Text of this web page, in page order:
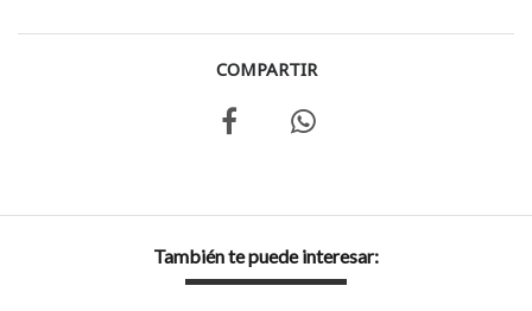
COMPARTIR
También te puede interesar: